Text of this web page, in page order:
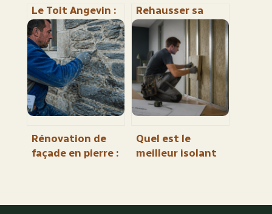
Le Toit Angevin :
27 000 logements
et 4 étapes pour
réussir votre
dossier
Rehausser sa
toiture : gagnez 1
mètre de hauteur
habitable sans
déménager
Rénovation de
façade en pierre :
Quel est le
meilleur isolant